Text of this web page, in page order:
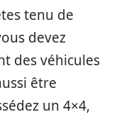
tenu de
devez
des véhicules
être
un 4×4,